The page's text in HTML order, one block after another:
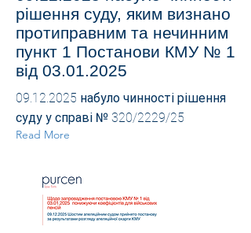
рішення суду, яким визнано
протиправним та нечинним
пункт 1 Постанови КМУ № 1
від 03.01.2025
09.12.2025 набуло чинності рішення
суду у справі № 320/2229/25
Read More